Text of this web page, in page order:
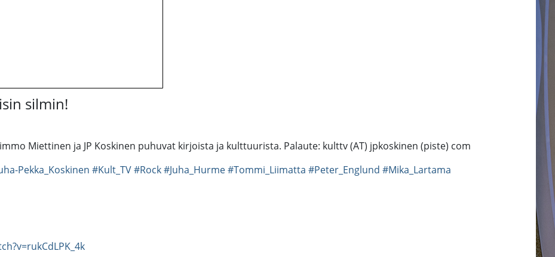
silmin!
Miettinen ja JP Koskinen puhuvat kirjoista ja kulttuurista. Palaute: kulttv (AT) jpkoskinen (piste) com
Pekka_Koskinen #Kult_TV#Rock#Juha_Hurme#Tommi_Liimatta #Peter_Englund #Mika_Lartama